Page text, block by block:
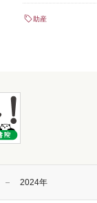
2024年
助産